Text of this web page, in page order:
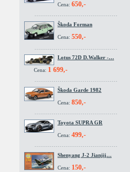
Cena: 650,-
Škoda Forman
Cena: 550,-
Lotus 72D D.Walker -…
Cena: 1 699,-
Škoda Garde 1982
Cena: 850,-
Toyota SUPRA GR
Cena: 499,-
Shenyang J-2 Jianjij…
Cena: 150,-